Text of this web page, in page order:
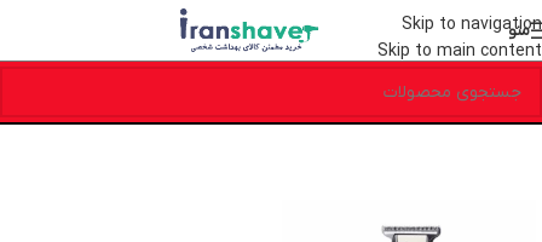
Skip to navigation
Skip to main content
منو